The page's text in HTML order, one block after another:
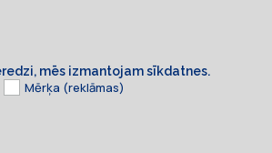
mēs izmantojam sīkdatnes.
Mērķa (reklāmas)